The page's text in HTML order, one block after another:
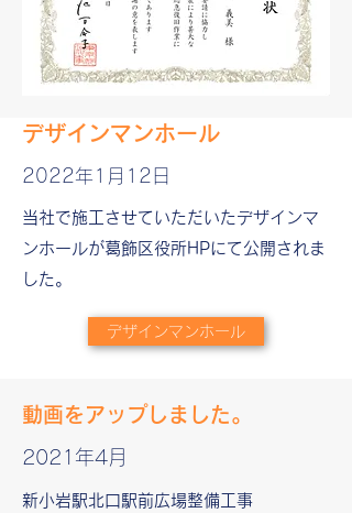
​デザインマンホール
2022年1月12日
​​当社で施工させていただいたデザインマ
ンホールが葛飾区役所HPにて公開されま
した。
デザインマンホール
​動画をアップしました。
2021年4月
新小岩駅北口駅前広場整備工事